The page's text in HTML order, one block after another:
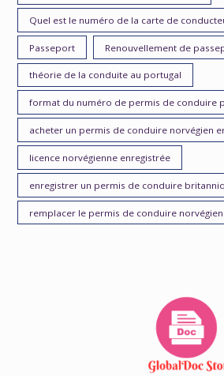
Quel est le numéro de la carte de
Passeport Renouvellement de
théorie de la conduite au portugal
format du numéro de permis de conduire
acheter un permis de conduire norvégien
licence norvégienne enregistrée
enregistrer un permis de conduire
remplacer le permis de conduire norvégien